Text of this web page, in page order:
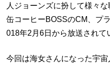
人ジョーンズに扮して様々
缶コーヒーBOSSのCM、プ
018年2月6日から放送されて
今回は海女さんになった宇